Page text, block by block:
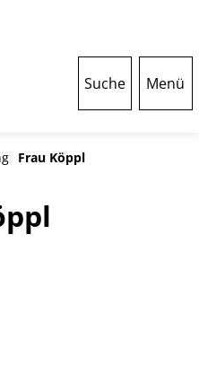
Suche Menü
Frau Köppl